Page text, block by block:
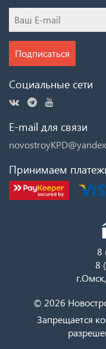
Подписаться
Социальные сети
E-mail для связи
Принимаем
8
8
© 2026
Запрещается